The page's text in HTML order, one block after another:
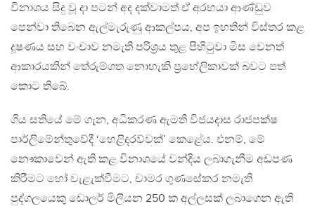
විනාශය සිදු වූ දා පටන් අද දක්වාමත් ඒ අරභයා ආණ්ඩුව
පෙන්වා තිබෙන ඇල්මැරුණු ආකල්පය, අප ඉහතින් විස්තර කළ
දූෂණය සහ වංචාව නමැති පරිශ්‍රය තුළ පිහිටුවා මිස වෙනත්
ආකාරයකින් තේරුම්ගත නොහැකි ප්‍රහේලිකාවක් බවට පත්
කොට තිබේ.
ගිය සතියේ මේ ගැන, අධිකරණ ඇමති විජයදාස රාජපක්ෂ
පාර්ලිමේන්තුවේදී ‘හෙළිදරව්වක්’ කෙළේය. එනම්, මේ
නෞකාවෙන් ඇති කළ විනාශයේ වන්දිය ලබාගැනීම අඩපණ
කිරීමට හෝ වැළැක්වීමට, චාමර ගුණසේකර නමැති
පුද්ගලයෙකු ඩොලර් මිලියන 250 ක අල්ලසක් ලබාගෙන ඇති